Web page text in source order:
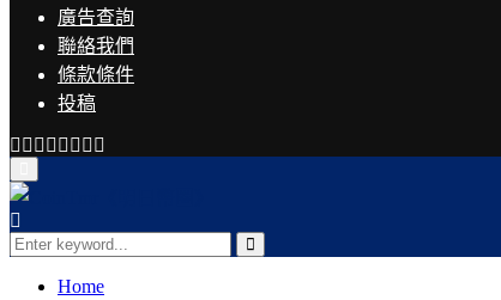
廣告查詢
聯絡我們
條款條件
投稿
Facebook
Twitter
Instagram
Linkedin
Youtube
Email
Rss
Menu
Search
for:
Search
Home